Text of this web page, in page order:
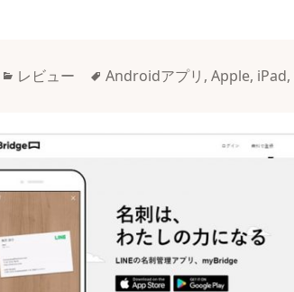
カ
リ
レビュー
タ
Androidアプリ ,Apple, iPad,